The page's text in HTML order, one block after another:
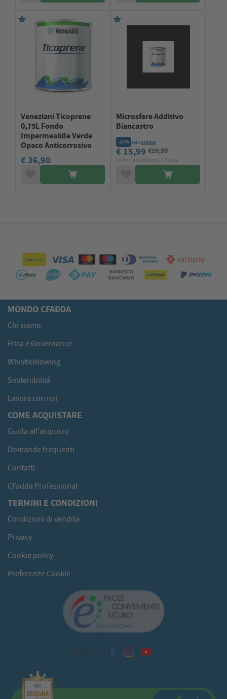
Veneziani Ticoprene
0,75L Fondo
Impermeabile Verde
Opaco Anticorrosivo
€ 36,90
Microsfere Additivo
Biancastro
-24% soloonline
€ 15,99 €20,99
MONDO CFADDA
Chi siamo
Etica e Governance
Whistleblowing
Sostenibilità
Lavora con noi
COME ACQUISTARE
Guida all'acquisto
Domande frequenti
Contatti
CFadda Professional
TERMINI E CONDIZIONI
Condizioni di vendita
Privacy
Cookie policy
Preferenze Cookie
Seguici su